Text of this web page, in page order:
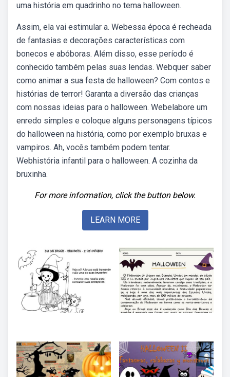
uma história em quadrinho no tema halloween.
Assim, ela vai estimular a. Webessa época é recheada
de fantasias e decorações características com
bonecos e abóboras. Além disso, esse período é
conhecido também pelas suas lendas. Webquer saber
como animar a sua festa de halloween? Com contos e
histórias de terror! Garanta a diversão das crianças
com nossas ideias para o halloween. Webelabore um
enredo simples e coloque alguns personagens típicos
do halloween na história, como por exemplo bruxas e
vampiros. Ah, vocês também podem tentar.
Webhistória infantil para o halloween. A cozinha da
bruxinha.
For more information, click the button below.
LEARN MORE